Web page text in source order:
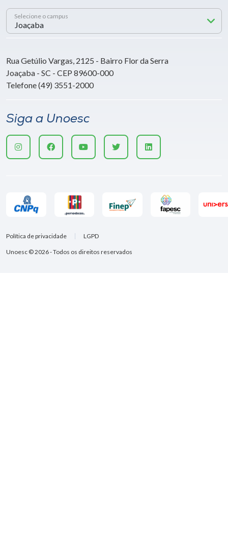
Selecione o campus
Rua Getúlio Vargas, 2125 - Bairro Flor da Serra
Joaçaba - SC - CEP 89600-000
Telefone (49) 3551-2000
Siga a Unoesc
Unoesc © 2026 - Todos os direitos reservados
Política de privacidade LGPD